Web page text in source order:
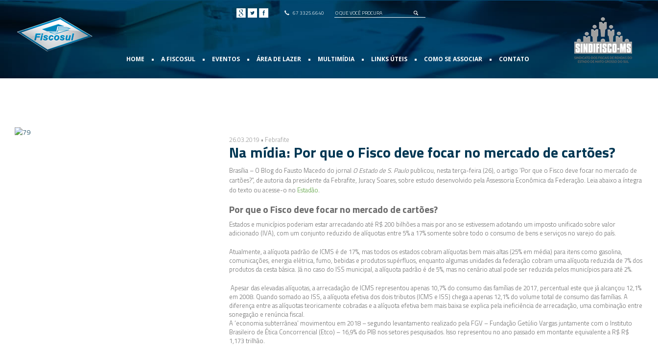
67 3325.6640
HOME • A FISCOSUL • EVENTOS • ÁREA DE LAZER • MULTIMÍDIA • LINKS ÚTEIS • COMO SE ASSOCIAR • CONTATO
26.03.2019 • Febrafite
Na mídia: Por que o Fisco deve focar no mercado de cartões?
Brasília – O Blog do Fausto Macedo do jornal O Estado de S. Paulopublicou, nesta terça-feira (26), o artigo ‘Por que o Fisco deve focar no mercado de
cartões?”, de autoria da presidente da Febrafite, Juracy Soares, sobre estudo desenvolvido pela Assessoria Econômica da Federação. Leia abaixo a íntegra
do texto ou acesse-o no Estadão.
Por que o Fisco deve focar no mercado de cartões?
Estados e municípios poderiam estar arrecadando até R$ 200 bilhões a mais por ano se estivessem adotando um imposto unificado sobre valor
adicionado (IVA), com um conjunto reduzido de alíquotas entre 5% a 17% somente sobre todo o consumo de bens e serviços no varejo do país.
Atualmente, a alíquota padrão de ICMS é de 17%, mas todos os estados cobram alíquotas bem mais altas (25% em média) para itens como gasolina,
comunicações, energia elétrica, fumo, bebidas e produtos supérfluos, enquanto algumas unidades da federação cobram uma alíquota reduzida de 7% dos
produtos da cesta básica. Já no caso do ISS municipal, a alíquota padrão é de 5%, mas no cenário atual pode ser reduzida pelos municípios para até 2%.
Apesar das elevadas alíquotas, a arrecadação de ICMS representou apenas 10,7% do consumo das famílias de 2017, percentual este que já alcançou 12,1%
em 2008. Quando somado ao ISS, a alíquota efetiva dos dois tributos (ICMS e ISS) chega a apenas 12,1% do volume total de consumo das famílias. A
diferença entre as alíquotas teoricamente cobradas e a alíquota efetiva bem mais baixa se explica pela ineficiência de arrecadação, uma combinação entre
sonegação e renúncia fiscal.
A ‘economia subterrânea’ movimentou em 2018 – segundo levantamento realizado pela FGV – Fundação Getúlio Vargas juntamente com o Instituto
Brasileiro de Ética Concorrencial (Etco) – 16,9% do PIB nos setores pesquisados. Isso representou no ano passado em montante equivalente a R$ R$
1,173 trilhão.